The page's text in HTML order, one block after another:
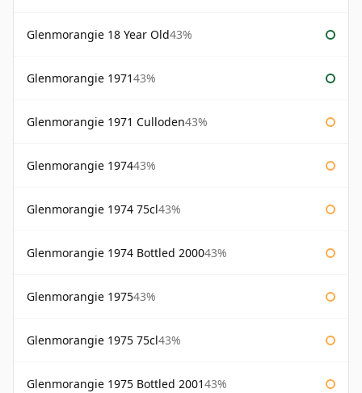
Glenmorangie 18 Year Old43%
Glenmorangie 197143%
Glenmorangie 1971 Culloden43%
Glenmorangie 197443%
Glenmorangie 1974 75cl43%
Glenmorangie 1974 Bottled 200043%
Glenmorangie 197543%
Glenmorangie 1975 75cl43%
Glenmorangie 1975 Bottled 200143%